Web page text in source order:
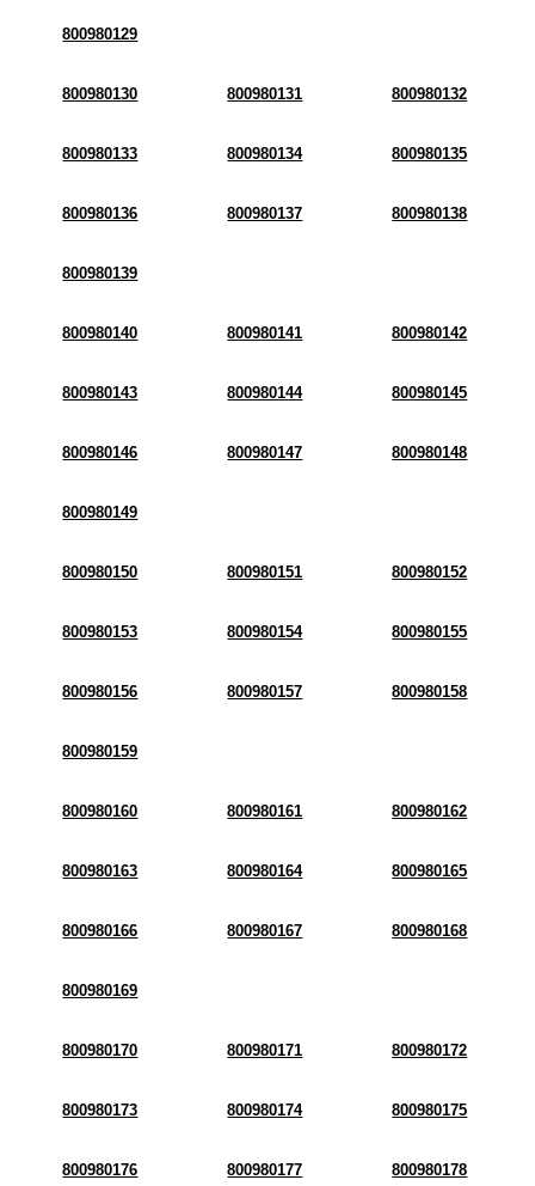
800980129
800980130 800980131 800980132
800980133 800980134 800980135
800980136 800980137 800980138
800980139
800980140 800980141 800980142
800980143 800980144 800980145
800980146 800980147 800980148
800980149
800980150 800980151 800980152
800980153 800980154 800980155
800980156 800980157 800980158
800980159
800980160 800980161 800980162
800980163 800980164 800980165
800980166 800980167 800980168
800980169
800980170 800980171 800980172
800980173 800980174 800980175
800980176 800980177 800980178